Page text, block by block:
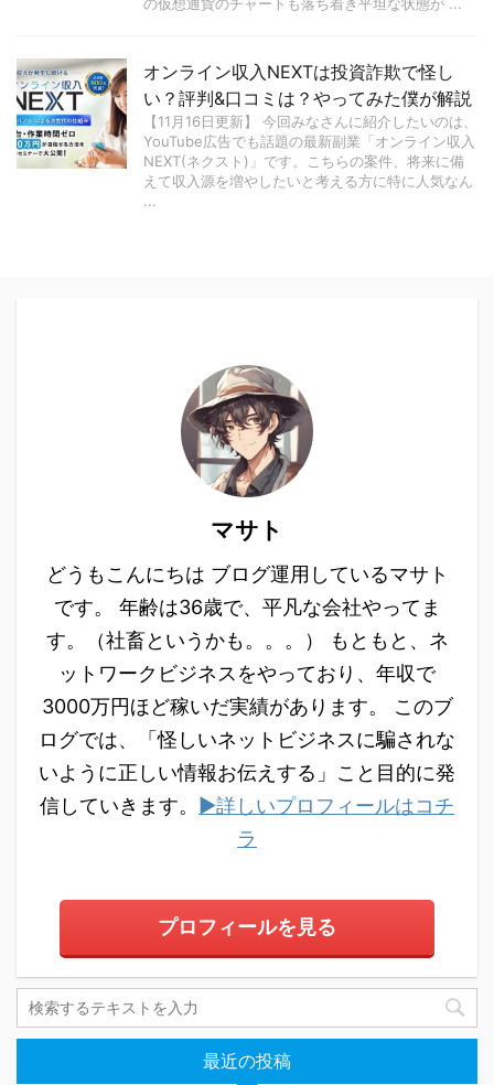
オンライン収入NEXTは投資詐欺で怪し
い？評判&口コミは？やってみた僕が解説
【11月16日更新】 今回みなさんに紹介したいのは、
YouTube広告でも話題の最新副業「オンライン収入
NEXT(ネクスト)」です。こちらの案件、将来に備
えて収入源を増やしたいと考える方に特に人気なん
...
マサト
どうもこんにちは ブログ運用しているマサト
です。 年齢は36歳で、平凡な会社やってま
す。（社畜というかも。。。） もともと、ネ
ットワークビジネスをやっており、年収で
3000万円ほど稼いだ実績があります。 このブ
ログでは、「怪しいネットビジネスに騙されな
いように正しい情報お伝えする」こと目的に発
信していきます。
▶詳しいプロフィールはコチ
ラ
プロフィールを見る
最近の投稿